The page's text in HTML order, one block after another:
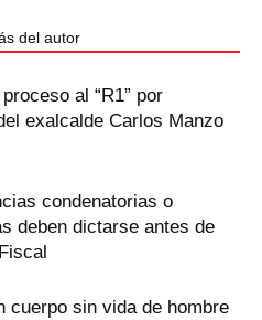
del autor
al “R1” por
exalcalde Carlos Manzo
condenatorias o
deben dictarse antes de
cuerpo sin vida de hombre